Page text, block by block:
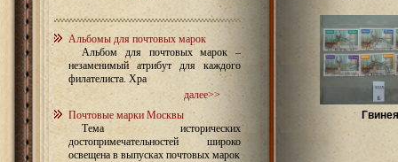
Альбомы для почтовых марок
Альбом для почтовых марок –
незаменимый атрибут для каждого
филателиста. Хра
далее>>
Почтовые марки Москвы
Тема исторических
достопримечательностей широко
освещена в выпусках почтовых марок
Гвинея